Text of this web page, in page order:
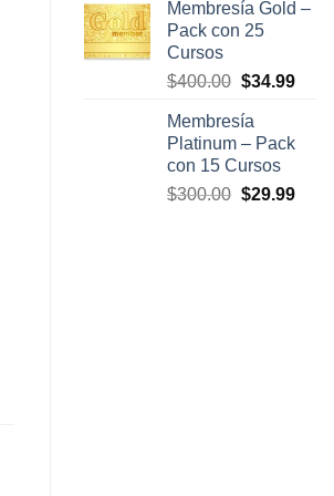
original
era:
actual
Membresía Gold –
Pack con 25
Cursos
$400.00 El
original
era:
$400.00.
$34.99El
es:
Membresía
Platinum – Pack
con 15 Cursos
$300.00 El
$29.99El